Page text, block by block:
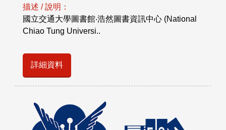
描述 / 說明：
國立交通大學圖書館‧浩然圖書資訊中心 (National
Chiao Tung Universi..
詳細資料